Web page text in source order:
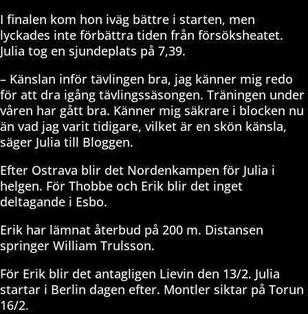
I finalen kom hon iväg bättre i starten, men
lyckades inte förbättra tiden från försöksheatet.
Julia tog en sjundeplats på 7,39.
– Känslan inför tävlingen bra, jag känner mig redo
för att dra igång tävlingssäsongen. Träningen under
våren har gått bra. Känner mig säkrare i blocken nu
än vad jag varit tidigare, vilket är en skön känsla,
säger Julia till Bloggen.
Efter Ostrava blir det Nordenkampen för Julia i
helgen. För Thobbe och Erik blir det inget
deltagande i Esbo.
Erik har lämnat återbud på 200 m. Distansen
springer William Trulsson.
För Erik blir det antagligen Lievin den 13/2. Julia
startar i Berlin dagen efter. Montler siktar på Torun
16/2.